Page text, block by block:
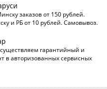
заказов от 150 рублей.
и РБ от 10 рублей. Самовывоз.
гарантийный и
в авторизованных сервисных